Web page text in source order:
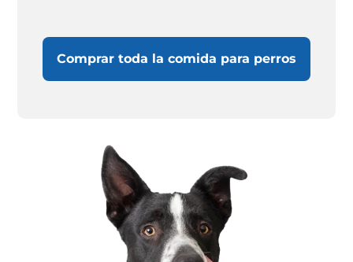
Comprar toda la comida para perros